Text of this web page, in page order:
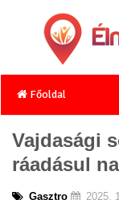
Főoldal
Vajdasági
ráadásul
Gasztro 2025.